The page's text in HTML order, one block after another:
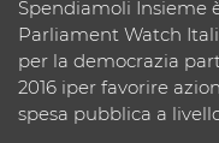
Spendiamoli Insieme
Parliament Watch
per la democrazia
2016 iper favorire
spesa pubblica a